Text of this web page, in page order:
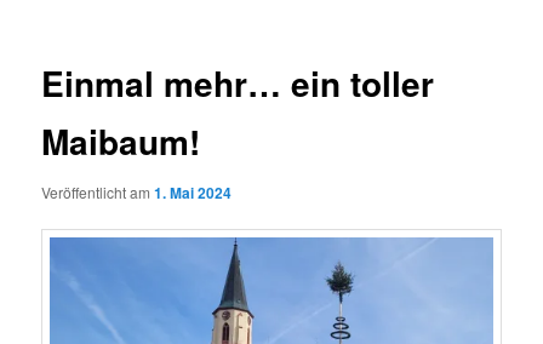
Einmal mehr… ein toller
Maibaum!
Veröffentlicht am1. Mai 2024